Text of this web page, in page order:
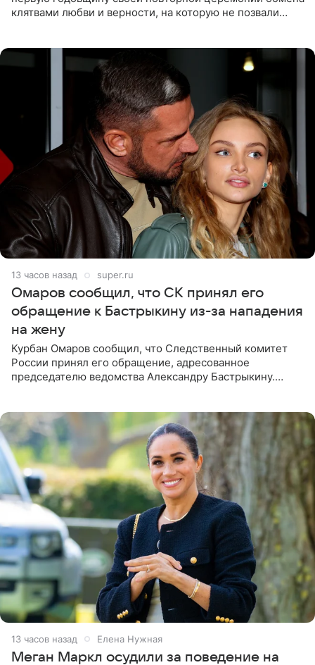
клятвами любви и верности, на которую не позвали
13 часов назад super.ru
Омаров сообщил, что СК принял его
обращение к Бастрыкину из-за нападения
на жену
Курбан Омаров сообщил, что Следственный комитет
России принял его обращение, адресованное
председателю ведомства Александру Бастрыкину.
13 часов назад Елена Нужная
Меган Маркл осудили за поведение на